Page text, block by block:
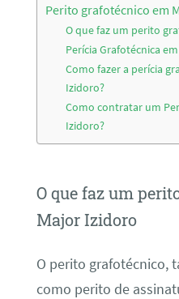
Perito grafotécnico em
O que faz um perito
Perícia Grafotécnica
Como fazer a perícia
Izidoro?
Como contratar um
Izidoro?
O que faz um
Major Izidoro
O perito grafotécnico,
como perito de